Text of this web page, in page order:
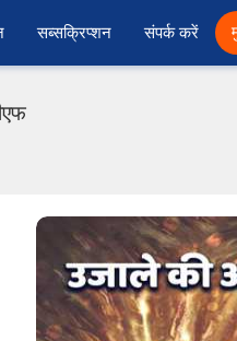
सब्सक्रिप्शन संपर्क करें